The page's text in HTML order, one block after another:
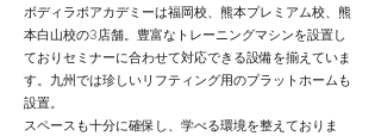
ボディラボアカデミーは福岡校、熊本プレミアム校、熊
本白山校の3店舗。豊富なトレーニングマシンを設置し
ておりセミナーに合わせて対応できる設備を揃えていま
す。九州では珍しいリフティング用のプラットホームも
設置。
スペースも十分に確保し、学べる環境を整えておりま